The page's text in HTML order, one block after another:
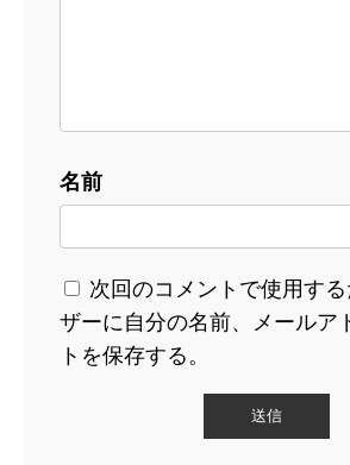
名前
次回のコメントで使用す
ザーに自分の名前、メールア
トを保存する。